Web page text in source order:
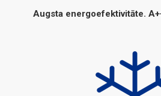
Augsta energoefektivitāte.